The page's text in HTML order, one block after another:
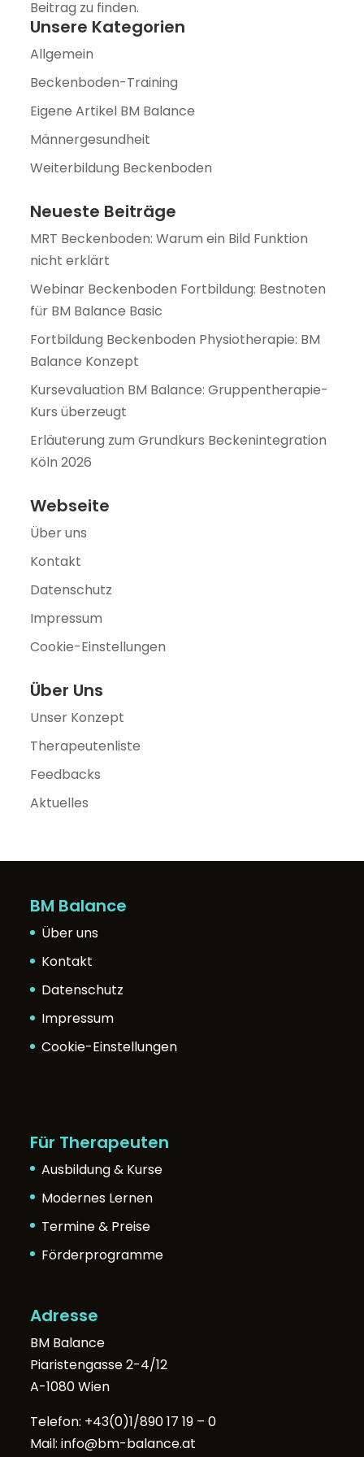
Beitrag zu finden.
Unsere Kategorien
Allgemein
Beckenboden-Training
Eigene Artikel BM Balance
Männergesundheit
Weiterbildung Beckenboden
Neueste Beiträge
MRT Beckenboden: Warum ein Bild Funktion
nicht erklärt
Webinar Beckenboden Fortbildung: Bestnoten
für BM Balance Basic
Fortbildung Beckenboden Physiotherapie: BM
Balance Konzept
Kursevaluation BM Balance: Gruppentherapie-
Kurs überzeugt
Erläuterung zum Grundkurs Beckenintegration
Köln 2026
Webseite
Über uns
Kontakt
Datenschutz
Impressum
Cookie-Einstellungen
Über Uns
Unser Konzept
Therapeutenliste
Feedbacks
Aktuelles
BM Balance
Über uns
Kontakt
Datenschutz
Impressum
Cookie-Einstellungen
Für Therapeuten
Ausbildung & Kurse
Modernes Lernen
Termine & Preise
Förderprogramme
Adresse
BM Balance
Piaristengasse 2-4/12
A-1080 Wien
Telefon: +43(0)1/890 17 19 – 0
Mail:info@bm-balance.at